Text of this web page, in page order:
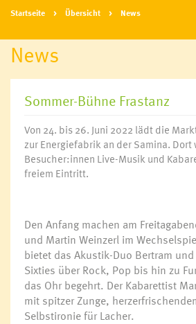
Startseite Übersicht News
News
Sommer-Bühne Frastanz
Von 24. bis 26. Juni 2022 lädt die
zur Energiefabrik an der Samina. Dort
Besucher:innen Live-Musik und
freiem Eintritt.
Den Anfang machen am
und Martin Weinzerl im
bietet das Akustik-Duo Bertram
Sixties über Rock, Pop bis hin zu
das Ohr begehrt. Der Kabarettist
mit spitzer Zunge,
Selbstironie für Lacher.